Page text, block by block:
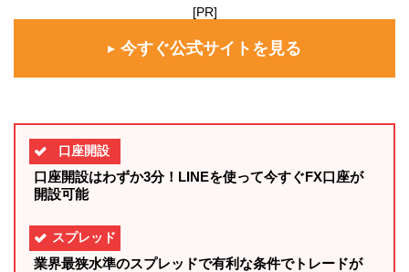
[PR]
今すぐ公式サイトを見る
口座開設
口座開設はわずか3分！LINEを使って今すぐFX口座が
開設可能
スプレッド
業界最狭水準のスプレッドで有利な条件でトレードが